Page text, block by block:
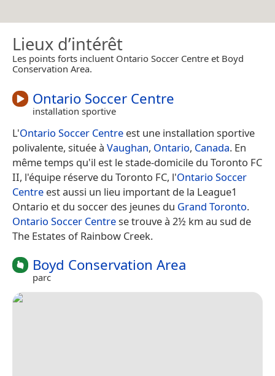
Lieux d’intérêt
Les points forts incluent Ontario Soccer Centre et Boyd
Conservation Area.
Ontario Soccer Centre
installation sportive
L'Ontario Soccer Centre est une installation sportive
polivalente, située à Vaughan, Ontario, Canada. En
même temps qu'il est le stade-domicile du Toronto FC
II, l'équipe réserve du Toronto FC, l'Ontario Soccer
Centre est aussi un lieu important de la League1
Ontario et du soccer des jeunes du Grand Toronto.
Ontario Soccer Centrese trouve à 2½ km au sud de
The Estates of Rainbow Creek.
Boyd Conservation Area
parc